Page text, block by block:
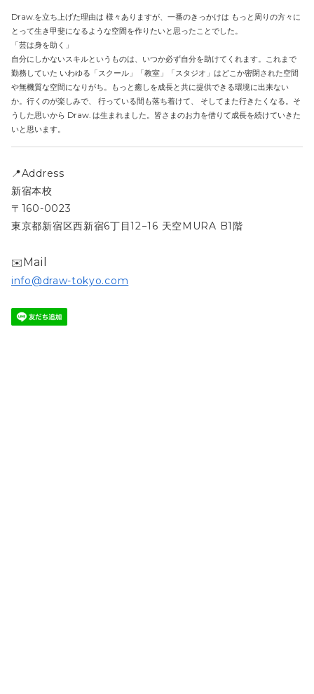
Draw.を立ち上げた理由は 様々ありますが、一番のきっかけは もっと周りの方々に
とって生き甲斐になるような空間を作りたいと思ったことでした。
「芸は身を助く」
自分にしかないスキルというものは、いつか必ず自分を助けてくれます。これまで
勤務していた いわゆる「スクール」「教室」「スタジオ」はどこか密閉された空間
や無機質な空間になりがち。もっと癒しを成長と共に提供できる環境に出来ない
か。行くのが楽しみで、 行っている間も落ち着けて、 そしてまた行きたくなる。そ
うした思いから Draw. は生まれました。皆さまのお力を借りて成長を続けていきた
いと思います。
📍Address
新宿本校
〒160-0023
東京都新宿区西新宿6丁目12−16 天空MURA B1階
✉️Mail
info@draw-tokyo.com